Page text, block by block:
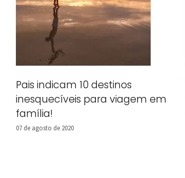
Pais indicam 10 destinos
inesquecíveis para viagem em
família!
07 de agosto de 2020